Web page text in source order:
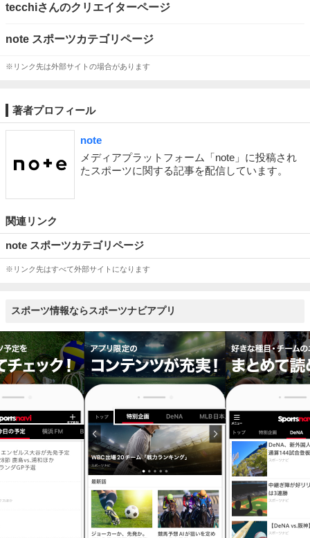
tecchiさんのクリエイターページ
note スポーツカテゴリページ
※リンク先は外部サイトの場合があります
著者プロフィール
note
メディアプラットフォーム「note」に投稿され
たスポーツに関する記事を配信しています。
関連リンク
note スポーツカテゴリページ
※リンク先はすべて外部サイトになります
スポーツ情報ならスポーツナビアプリ